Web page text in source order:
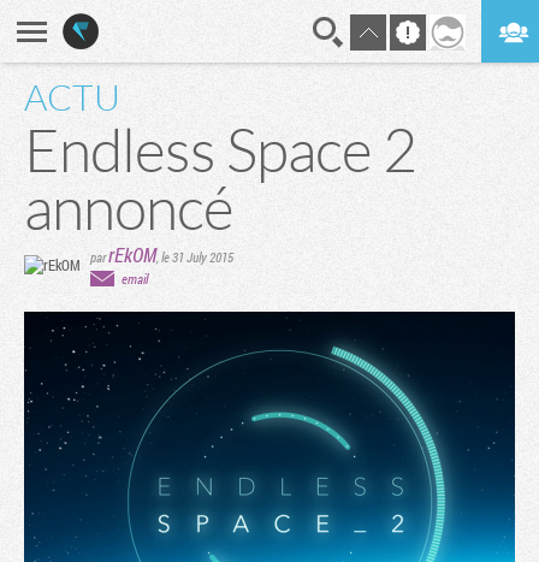
ACTU
Endless Space 2
annoncé
parrEkOM, le 31 July 2015
email